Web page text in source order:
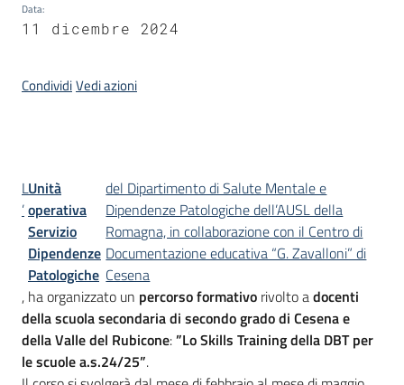
Seguici
Data:
11 dicembre 2024
CondividiVedi azioni
Introduzione
L
’
Unità
operativa
Servizio
Dipendenze
Patologiche
del Dipartimento di Salute Mentale e
Dipendenze Patologiche dell’AUSL della
Romagna, in collaborazione con il Centro di
Documentazione educativa “G. Zavalloni” di
Cesena
, ha organizzato un percorso formativo rivolto adocenti
della scuola secondaria di secondo grado di Cesena e
della Valle del Rubicone:”Lo Skills Training della DBT per
le scuole a.s.24/25”.